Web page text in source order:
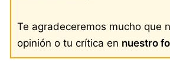
Te agradeceremos mucho que
opinión o tu crítica en nuestro